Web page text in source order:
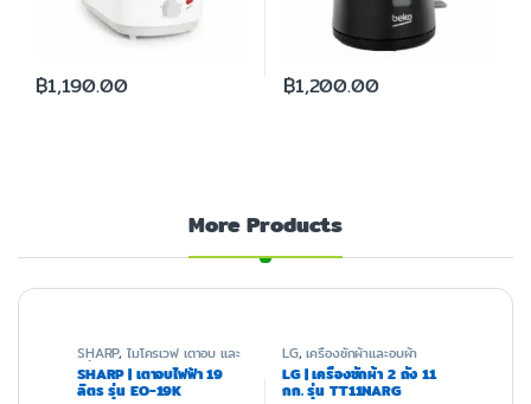
More Products
SHARP,ไมโครเวฟ เตาอบ และ
หม้อทอด
SHARP | เตาอบไฟฟ้า 19
ลิตร รุ่น EO-19K
LG,เครื่องซักผ้าและอบผ้า
LG | เครื่องซักผ้า 2 ถัง 11
กก. รุ่น TT11NARG
฿1,190.00 ฿1,200.00